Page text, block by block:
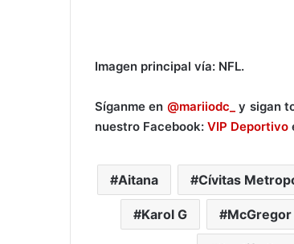
Imagen principal vía: NFL.
Síganme en @mariiodc_ y sigan
nuestro Facebook: VIP Deportivo
Aitana Cívitas
Karol G McGregor